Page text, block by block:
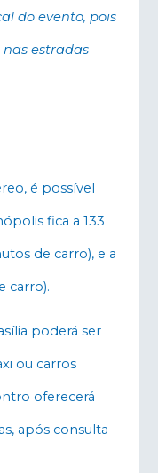
do evento, pois
estradas
é possível
fica a 133
de carro), e a
carro).
poderá ser
ou carros
oferecerá
após consulta